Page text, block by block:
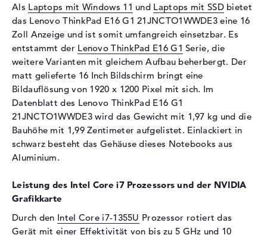
Display
Display-Typ
16" TFT
Max. Auflösung
1920 x 1200
Auflösungstyp
WUXGA
Besonderheiten
Display, matt, LED-
Hintergrundbeleuchtung, IPS
Panel
Audio
Soundkarte
Sensorauflösung
Eingabegeräte
Als Laptops mit Windows 11 und Laptops mit SSDbietet
das Lenovo ThinkPad E16 G1 21JNCTO1WWDE3 eine 16
Zoll Anzeige und ist somit umfangreich einsetzbar. Es
entstammt der Lenovo ThinkPad E16 G1 Serie, die
weitere Varianten mit gleichem Aufbau beherbergt. Der
matt gelieferte 16 Inch Bildschirm bringt eine
Bildauflösung von 1920 x 1200 Pixel mit sich. Im
Datenblatt des Lenovo ThinkPad E16 G1
21JNCTO1WWDE3 wird das Gewicht mit 1,97 kg und die
Bauhöhe mit 1,99 Zentimeter aufgelistet. Einlackiert in
schwarz besteht das Gehäuse dieses Notebooks aus
Aluminium.
Leistung des Intel Core i7 Prozessors und der NVIDIA
Grafikkarte
Durch den Intel Core i7-1355U Prozessor rotiert das
Gerät mit einer Effektivität von bis zu 5 GHz und 10